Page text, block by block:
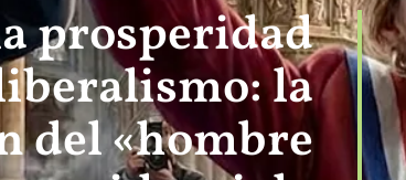
prosperidad
la
del «hombre